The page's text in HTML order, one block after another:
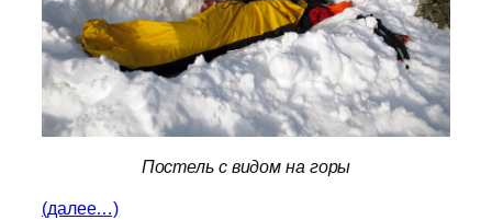
Постель с видом на горы
(далее…)